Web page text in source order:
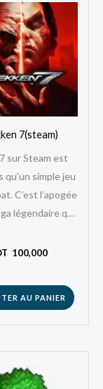
7(steam)
sur Steam est
qu’un simple jeu
C’est l’apogée
légendaire qui,
définit les…
100,000
AU PANIER